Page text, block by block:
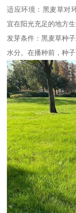
适应环境：黑麦草对
宜在阳光充足的地方生
发芽条件：黑麦草种
水分。在播种前，种